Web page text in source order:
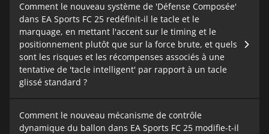
Comment le nouveau système de 'Défense Composée'
dans EA Sports FC 25 redéfinit-il le tacle et le
marquage, en mettant l'accent sur le timing et le
positionnement plutôt que sur la force brute, et quels
sont les risques et les récompenses associés à une
tentative de 'tacle intelligent' par rapport à un tacle
glissé standard ?
Comment le nouveau mécanisme de contrôle
dynamique du ballon dans EA Sports FC 25 modifie-t-il